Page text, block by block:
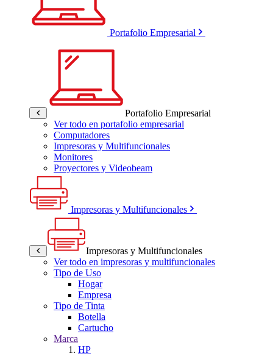
Portafolio Empresarial
Portafolio Empresarial
Ver todo en portafolio empresarial
Computadores
Impresoras y Multifuncionales
Monitores
Proyectores y Videobeam
Impresoras y Multifuncionales
Impresoras y Multifuncionales
Ver todo en impresoras y multifuncionales
Tipo de Uso
Hogar
Empresa
Tipo de Tinta
Botella
Cartucho
Marca
HP